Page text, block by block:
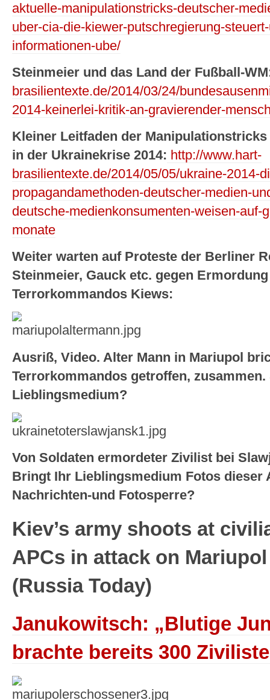
aktuelle-manipulationstricks-deutscher-
uber-cia-die-kiewer-putschregierung-
informationen-ube/
Steinmeier und das Land der Fußball-
brasilientexte.de/2014/03/24/
2014-keinerlei-kritik-an-gravierender-
Kleiner Leitfaden der
in der Ukrainekrise 2014: http://www.hart-
brasilientexte.de/2014/05/05/ukraine-2014-
propagandamethoden-deutscher-medien-
deutsche-medienkonsumenten-weisen-auf-
monate
Weiter warten auf Proteste der Berliner
Steinmeier, Gauck etc. gegen
Terrorkommandos Kiews:
Ausriß, Video. Alter Mann in Mariupol
Terrorkommandos getroffen, zusammen.
Lieblingsmedium?
Von Soldaten ermordeter Zivilist bei
Bringt Ihr Lieblingsmedium Fotos dieser
Nachrichten-und Fotosperre?
Kiev’s army shoots at
APCs in attack on
(Russia Today)
Janukowitsch: „Blutige
brachte bereits 300